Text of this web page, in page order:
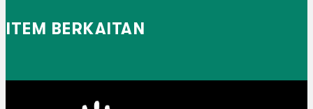
ITEM BERKAITAN